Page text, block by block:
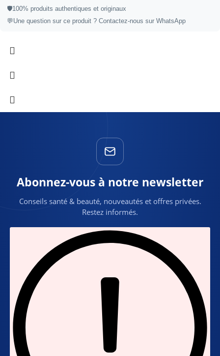
🛡️100% produits authentiques et originaux
💬Une question sur ce produit ? Contactez-nous sur WhatsApp
Abonnez-vous à notre newsletter
Conseils santé & beauté, nouveautés et offres privées.
Restez informés.